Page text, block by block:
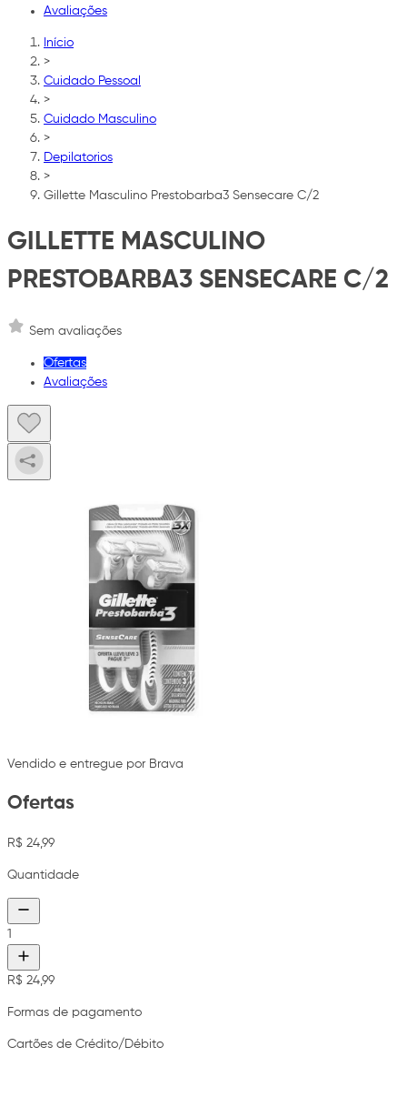
Avaliações
Início
>
Cuidado Pessoal
>
Cuidado Masculino
>
Depilatorios
>
Gillette Masculino Prestobarba3 Sensecare C/2
GILLETTE MASCULINO
PRESTOBARBA3 SENSECARE C/2
Sem avaliações
Ofertas
Avaliações
Vendido e entregue por Brava
Ofertas
R$ 24,99
Quantidade
1
R$ 24,99
Formas de pagamento
Cartões de Crédito/Débito